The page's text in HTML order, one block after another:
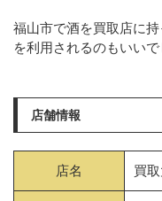
福山市で酒を買取店に
を利用されるのもいいで
店舗情報
店名 買